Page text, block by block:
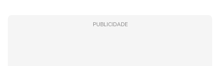
PUBLICIDADE